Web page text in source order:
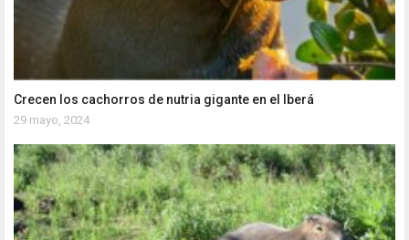
Crecen los cachorros de nutria gigante en el Iberá
29 mayo, 2024